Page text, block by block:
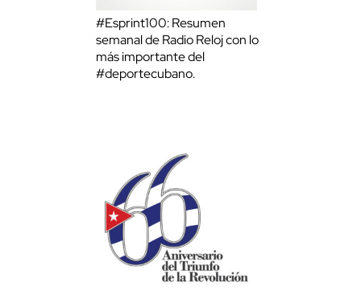
#Esprint100: Resumen
semanal de Radio Reloj con lo
más importante del
#deportecubano.